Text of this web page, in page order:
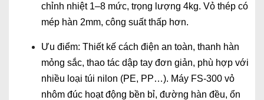
chỉnh nhiệt 1–8 mức, trọng lượng 4kg. Vỏ thép có
mép hàn 2mm, công suất thấp hơn.
Ưu điểm: Thiết kế cách điện an toàn, thanh hàn
mỏng sắc, thao tác dập tay đơn giản, phù hợp với
nhiều loại túi nilon (PE, PP…). Máy FS-300 vỏ
nhôm đúc hoạt động bền bỉ, đường hàn đều, ổn